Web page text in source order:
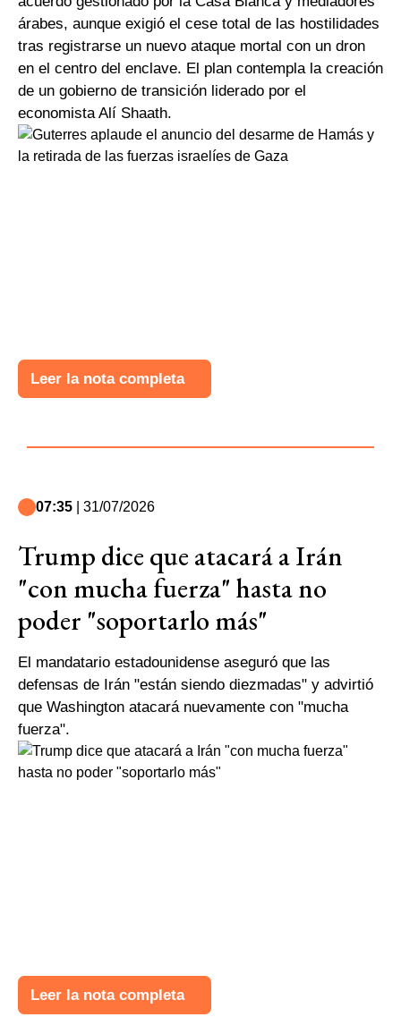
árabes, aunque exigió el cese total de las hostilidades
tras registrarse un nuevo ataque mortal con un dron
en el centro del enclave. El plan contempla la creación
de un gobierno de transición liderado por el
economista Alí Shaath.
Leer la nota completa
07:35 | 31/07/2026
Trump dice que atacará a Irán
"con mucha fuerza" hasta no
poder "soportarlo más"
El mandatario estadounidense aseguró que las
defensas de Irán "están siendo diezmadas" y advirtió
que Washington atacará nuevamente con "mucha
fuerza".
Leer la nota completa